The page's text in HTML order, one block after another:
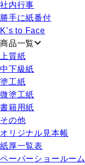
社内行事
勝手に紙番付
K’s to Face
商品一覧
上質紙
中下級紙
塗工紙
微塗工紙
書籍用紙
その他
オリジナル見本帳
紙厚一覧表
ペーパーショールーム